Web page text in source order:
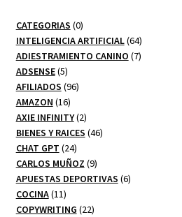
CATEGORIAS 00
productos
INTELIGENCIA ARTIFICIAL 6464
productos
ADIESTRAMIENTO CANINO 77
ADSENSE 55
productos
AFILIADOS 9696
AMAZON 1616
productos
AXIE INFINITY 22
productos
BIENES Y RAICES 4646
CHAT GPT 2424
productos
CARLOS MUÑOZ 99
productos
APUESTAS DEPORTIVAS 66
COCINA 1111
productos
COPYWRITING 2222